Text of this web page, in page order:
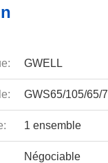
GWELL
GWS65/105/65/
1 ensemble
Négociable